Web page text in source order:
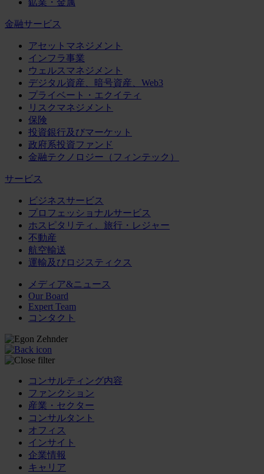
鉱業・金属
金融サービス
アセットマネジメント
インフラ事業
ウェルスマネジメント
デジタル資産、暗号資産、Web3
プライベート・エクイティ
リスクマネジメント
保険
投資銀行及びマーケット
政府系投資ファンド
金融テクノロジー（フィンテック）
サービス
ビジネスサービス
プロフェッショナルサービス
ホスピタリティ、旅行・レジャー
不動産
航空輸送
運輸及びロジスティクス
メディア&ニュース
Our Board
Expert Team
コンタクト
コンサルティング内容
ファンクション
産業・セクター
コンサルタント
オフィス
インサイト
企業情報
キャリア